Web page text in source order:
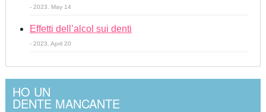
- 2023. May 14
Effetti dell’alcol sui denti
- 2023. April 20
HO UN
DENTE MANCANTE